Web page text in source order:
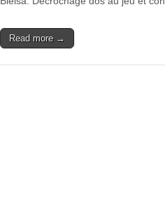
Read more →